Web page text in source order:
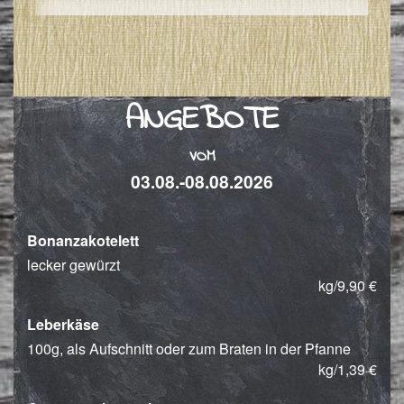
ANGEBOTE
VOM
03.08.-08.08.2026
Bonanzakotelett
lecker gewürzt
kg/9,90 €
Leberkäse
100g, als Aufschnitt oder zum Braten in der Pfanne
kg/1,39 €